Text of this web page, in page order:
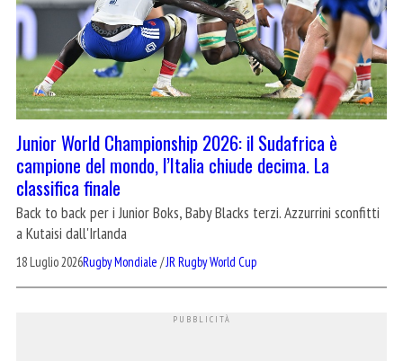
Junior World Championship 2026: il Sudafrica è
campione del mondo, l’Italia chiude decima. La
classifica finale
Back to back per i Junior Boks, Baby Blacks terzi. Azzurrini sconfitti
a Kutaisi dall'Irlanda
18 Luglio 2026Rugby Mondiale /JR Rugby World Cup